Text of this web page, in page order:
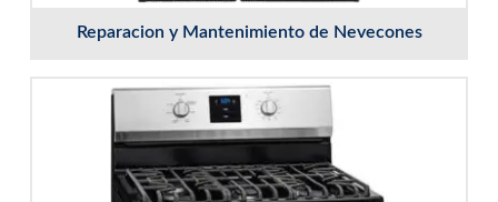
Reparacion y Mantenimiento de Nevecones